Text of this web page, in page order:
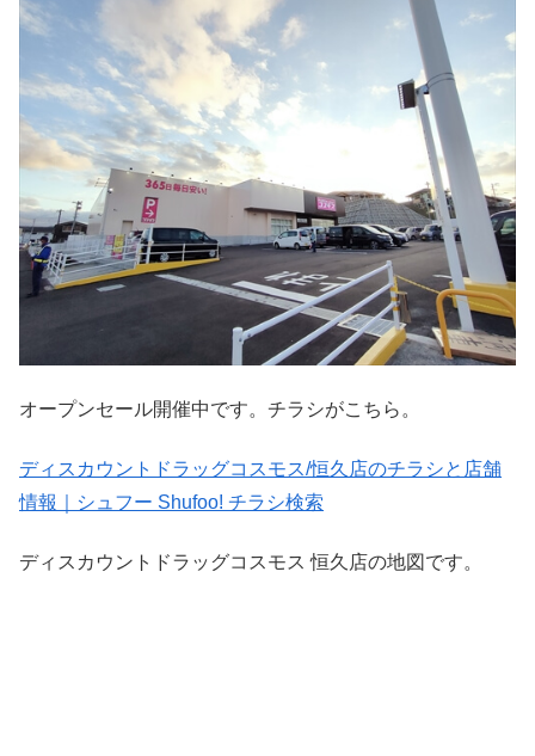
オープンセール開催中です。チラシがこちら。
ディスカウントドラッグコスモス/恒久店のチラシと店舗
情報｜シュフー Shufoo! チラシ検索
ディスカウントドラッグコスモス 恒久店の地図です。